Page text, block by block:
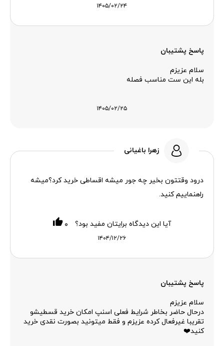
۱۴۰۵/۰۲/۲۴
پاسخ پشتیبان
سلام عزیزم
بله این ست مناسب فصله
۱۴۰۵/۰۲/۲۵
زهرا باغیانی
درود وقتتون بخیر چه جور میشه اقساطی خرید کرد؟میشه
راهنماییم کنید.
۱۴۰۴/۱۲/۲۶
آیا این دیدگاه برایتان مفید بود؟ ۰
پاسخ پشتیبان
سلام عزیزم
درحال حاضر بخاطر شرایط فعلی اسنپ امکان خرید قسطیشو
تقریبا غیرفعال کرده عزیزم و فقط میتونید بصورت نقدی خرید
کنید❤️